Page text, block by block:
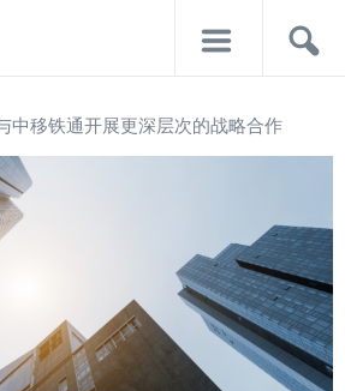
中移铁通开展更深层次的战略合作